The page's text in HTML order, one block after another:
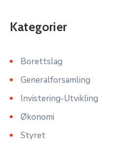
Kategorier
Borettslag
Generalforsamling
Invistering-Utvikling
Økonomi
Styret